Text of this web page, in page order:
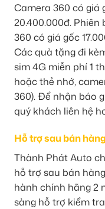
Camera 360 có giá
20.400.000đ. Phiên
360 có giá gốc
Các quà tặng đi
sim 4G miễn phí 1
hoặc thẻ nhớ,
360). Để nhận báo
quý khách liên hệ
Hỗ trợ sau bán
Thành Phát Auto
hỗ trợ sau bán
hành chính hãng 2
sàng hỗ trợ kiểm